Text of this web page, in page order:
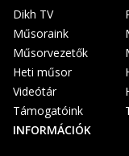
Dikh TV
Műsoraink
Műsorvezetők
Heti műsor
Videótár
Támogatóink
INFORMÁCIÓK